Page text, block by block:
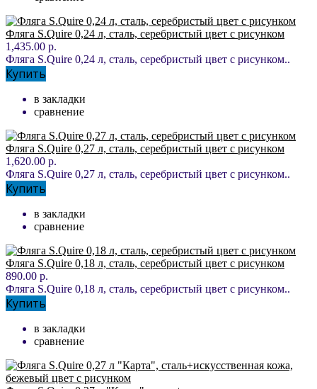
Фляга S.Quire 0,24 л, сталь, серебристый цвет с рисунком
1,435.00 р.
Фляга S.Quire 0,24 л, сталь, серебристый цвет с рисунком..
Купить
в закладки
сравнение
Фляга S.Quire 0,27 л, сталь, серебристый цвет с рисунком
1,620.00 р.
Фляга S.Quire 0,27 л, сталь, серебристый цвет с рисунком..
Купить
в закладки
сравнение
Фляга S.Quire 0,18 л, сталь, серебристый цвет с рисунком
890.00 р.
Фляга S.Quire 0,18 л, сталь, серебристый цвет с рисунком..
Купить
в закладки
сравнение